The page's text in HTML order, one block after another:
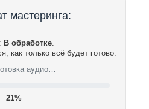
мастеринга:
В обработке.
как только всё будет готово.
аудио…
21%